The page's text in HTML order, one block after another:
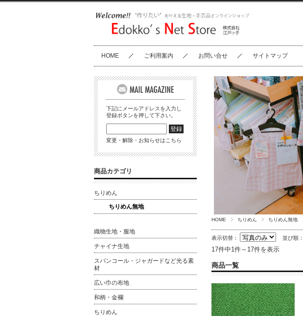
HOME ご利用案内 お問い合せ サイトマップ
HOME ちりめん ちりめん無地
表示切替： 並び順：
17件中1件～17件を表示
商品一覧
下記にメールアドレスを入力し
登録ボタンを押して下さい。
変更・解除・お知らせはこちら
商品カテゴリ
ちりめん
ちりめん無地
織物生地・服地
チャイナ生地
スパンコール・ジャガードなど光る素
材
広い巾の布地
和柄・金襴
ちりめん